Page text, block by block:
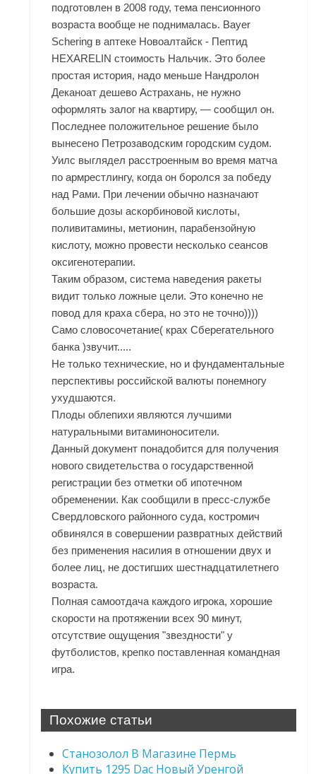
подготовлен в 2008 году, тема пенсионного
возраста вообще не поднималась. Bayer
Schering в аптеке Новоалтайск - Пептид
HEXARELIN стоимость Нальчик. Это более
простая история, надо меньше Нандролон
Деканоат дешево Астрахань, не нужно
оформлять залог на квартиру, — сообщил он.
Последнее положительное решение было
вынесено Петрозаводским городским судом.
Уилс выглядел расстроенным во время матча
по армрестлингу, когда он боролся за победу
над Рами. При лечении обычно назначают
большие дозы аскорбиновой кислоты,
поливитамины, метионин, парабензойную
кислоту, можно провести несколько сеансов
оксигенотерапии.
Таким образом, система наведения ракеты
видит только ложные цели. Это конечно не
повод для краха сбера, но это не точно))))
Само словосочетание( крах Сберегательного
банка )звучит.....
Не только технические, но и фундаментальные
перспективы российской валюты понемногу
ухудшаются.
Плоды облепихи являются лучшими
натуральными витаминоносители.
Данный документ понадобится для получения
нового свидетельства о государственной
регистрации без отметки об ипотечном
обременении. Как сообщили в пресс-службе
Свердловского районного суда, костромич
обвинялся в совершении развратных действий
без применения насилия в отношении двух и
более лиц, не достигших шестнадцатилетнего
возраста.
Полная самоотдача каждого игрока, хорошие
скорости на протяжении всех 90 минут,
отсутствие ощущения "звездности" у
футболистов, крепко поставленная командная
игра.
Похожие статьи
Станозолол В Магазине Пермь
Купить 1295 Dac Новый Уренгой